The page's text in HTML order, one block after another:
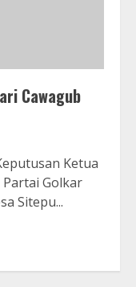
Cawagub
Ketua
Partai Golkar
Sitepu...